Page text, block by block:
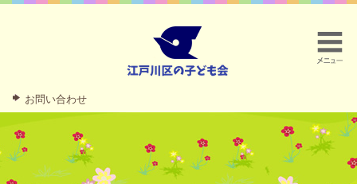
お問い合わせ